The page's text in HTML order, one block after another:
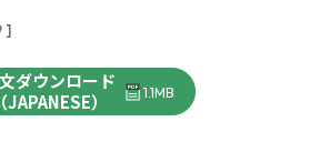
]
ダウンロード
（JAPANESE）
1.1MB